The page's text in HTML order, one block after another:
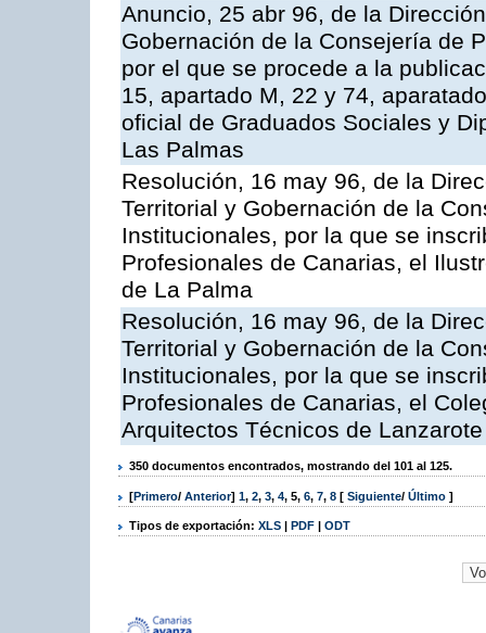
Anuncio, 25 abr 96, de la
Gobernación de la Consejería de
por el que se procede a la
15, apartado M, 22 y 74,
oficial de Graduados Sociales y
Las Palmas
Resolución, 16 may 96, de la
Territorial y Gobernación de la
Institucionales, por la que se
Profesionales de Canarias, el
de La Palma
Resolución, 16 may 96, de la
Territorial y Gobernación de la
Institucionales, por la que se
Profesionales de Canarias, el
Arquitectos Técnicos de Lanzarote
350 documentos encontrados, mostrando del 101 al 125.
[Primero/ Anterior] 1, 2, 3, 4, 5, 6, 7, 8 [ Siguiente/ Último ]
Tipos de exportación: XLS | PDF | ODT